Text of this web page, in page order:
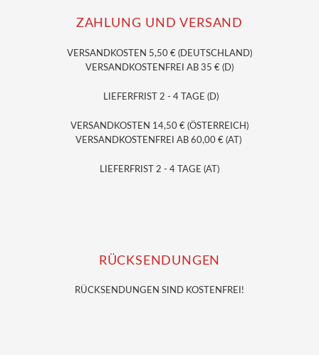
ZAHLUNG UND VERSAND
VERSANDKOSTEN 5,50 € (DEUTSCHLAND)
VERSANDKOSTENFREI AB 35 € (D)
LIEFERFRIST 2 - 4 TAGE (D)
VERSANDKOSTEN 14,50 € (ÖSTERREICH)
VERSANDKOSTENFREI AB 60,00 € (AT)
LIEFERFRIST 2 - 4 TAGE (AT)
RÜCKSENDUNGEN
RÜCKSENDUNGEN SIND KOSTENFREI!